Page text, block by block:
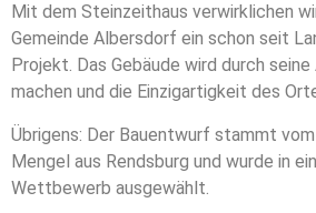
Mit dem Steinzeithaus verwirklichen
Gemeinde Albersdorf ein schon seit
Projekt. Das Gebäude wird durch
machen und die Einzigartigkeit des
Übrigens: Der Bauentwurf stammt
Mengel aus Rendsburg und wurde in
Wettbewerb ausgewählt.